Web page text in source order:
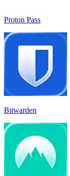
Proton Pass
Bitwarden